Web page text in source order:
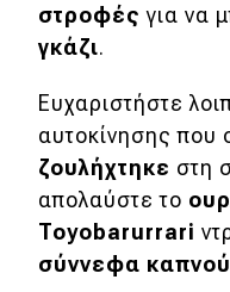
Νέα
Παρουσιάσεις
DRIVE Away
MOTO
στροφές για να
γκάζι.
Ευχαριστήστε
αυτοκίνησης που
ζουλήχτηκε στη
απολαύστε το
Toyobarurrari
σύννεφα καπνού